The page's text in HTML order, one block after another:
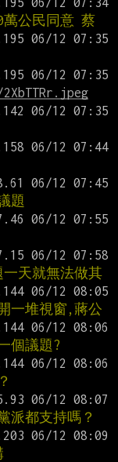
公民同意 蔡
題
天就無法做其
一堆視窗,蔣公
個議題?
派都支持嗎？